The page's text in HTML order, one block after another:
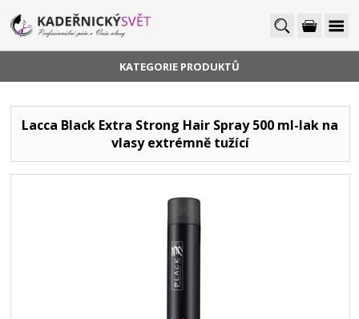
KATEGORIE PRODUKTŮ
Lacca Black Extra Strong Hair Spray 500 ml-lak na
vlasy extrémně tužící